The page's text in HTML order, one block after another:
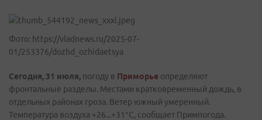
Фото: https://vladnews.ru/2025-07-
01/253376/dozhd_ozhidaetsya
Сегодня, 31 июля, погоду в Приморье определяют
фронтальные разделы. Местами кратковременный дождь, в
отдельных районах гроза. Ветер южный умеренный.
Температура воздуха +26...+31°C, сообщает Примпогода.